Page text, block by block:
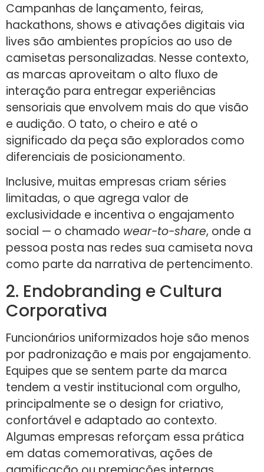
Campanhas de lançamento, feiras,
hackathons, shows e ativações digitais via
lives são ambientes propícios ao uso de
camisetas personalizadas. Nesse contexto,
as marcas aproveitam o alto fluxo de
interação para entregar experiências
sensoriais que envolvem mais do que visão
e audição. O tato, o cheiro e até o
significado da peça são explorados como
diferenciais de posicionamento.
Inclusive, muitas empresas criam séries
limitadas, o que agrega valor de
exclusividade e incentiva o engajamento
social — o chamado wear-to-share, onde a
pessoa posta nas redes sua camiseta nova
como parte da narrativa de pertencimento.
2. Endobranding e Cultura
Corporativa
Funcionários uniformizados hoje são menos
por padronização e mais por engajamento.
Equipes que se sentem parte da marca
tendem a vestir institucional com orgulho,
principalmente se o design for criativo,
confortável e adaptado ao contexto.
Algumas empresas reforçam essa prática
em datas comemorativas, ações de